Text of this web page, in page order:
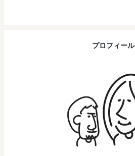
プロフィール